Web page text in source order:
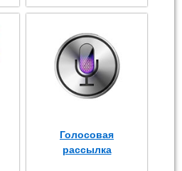
Голосовая
рассылка